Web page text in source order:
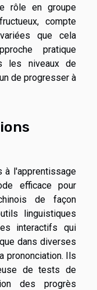
rôle en groupe
compte
que cela
pratique
les niveaux de
de progresser à
à l'apprentissage
efficace pour
de façon
linguistiques
interactifs qui
dans diverses
prononciation. Ils
de tests de
des progrès